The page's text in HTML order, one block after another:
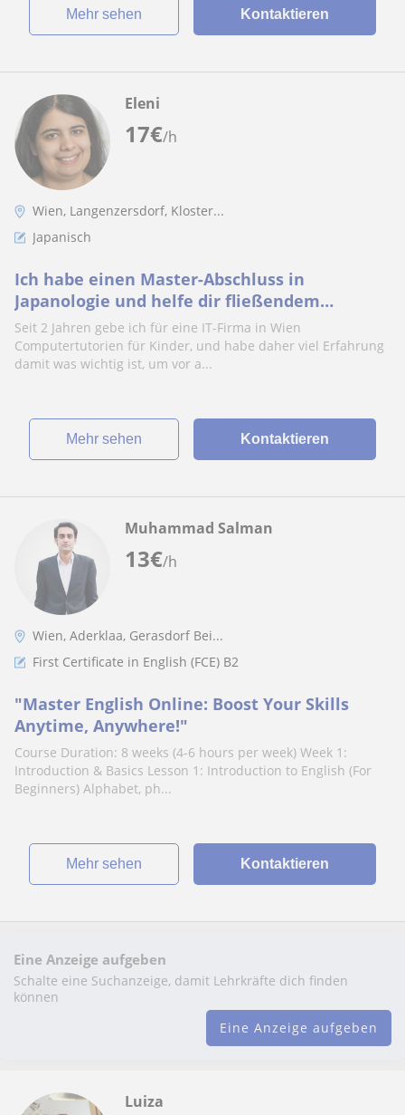
Mehr sehen Kontaktieren
17€/h
Eleni
Wien, Langenzersdorf, Kloster...
Japanisch
Ich habe einen Master-Abschluss in
Japanologie und helfe dir fließendem
Japanisch etwas näher zu kommen!
Seit 2 Jahren gebe ich für eine IT-Firma in Wien
Computertutorien für Kinder, und habe daher viel Erfahrung
damit was wichtig ist, um vor a...
Mehr sehen Kontaktieren
13€/h
Muhammad Salman
Wien, Aderklaa, Gerasdorf Bei...
First Certificate in English (FCE) B2
"Master English Online: Boost Your Skills
Anytime, Anywhere!"
Course Duration: 8 weeks (4-6 hours per week) Week 1:
Introduction & Basics Lesson 1: Introduction to English (For
Beginners) Alphabet, ph...
Mehr sehen Kontaktieren
Eine Anzeige aufgeben
Schalte eine Suchanzeige, damit Lehrkräfte dich finden
können
Eine Anzeige aufgeben
Luiza